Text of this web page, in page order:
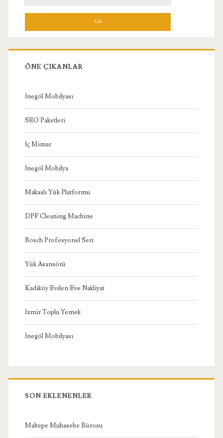
Menü
ÖNE ÇIKANLAR
İnegöl Mobilyası
SEO Paketleri
İç Mimar
İnegöl Mobilya
Makaslı Yük Platformu
DPF Cleaning Machine
Bosch Profesyonel Seri
Yük Asansörü
Kadıköy Evden Eve Nakliyat
İzmir Toplu Yemek
İnegöl Mobilyası
SON EKLENENLER
Maltepe Muhasebe Bürosu